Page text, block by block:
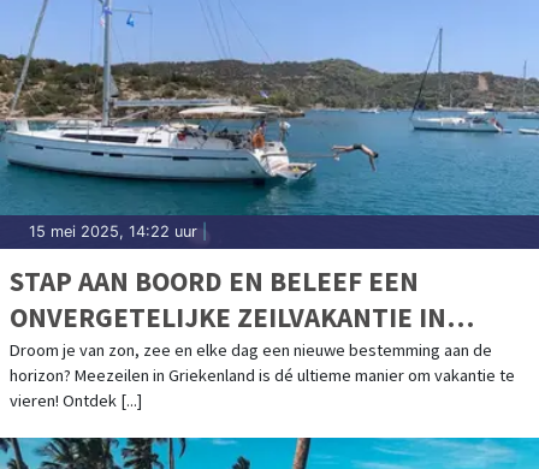
15 mei 2025, 14:22 uur
STAP AAN BOORD EN BELEEF EEN
ONVERGETELIJKE ZEILVAKANTIE IN
GRIEKENLAND
Droom je van zon, zee en elke dag een nieuwe bestemming aan de
horizon? Meezeilen in Griekenland is dé ultieme manier om vakantie te
vieren! Ontdek [...]